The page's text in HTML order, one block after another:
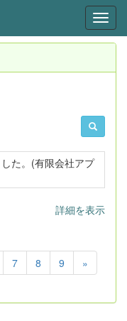
た。(有限会社アプ
詳細を表示
7 8 9 »